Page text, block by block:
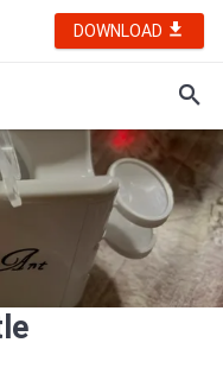
DOWNLOAD